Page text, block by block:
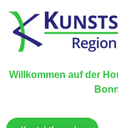
Willkommen auf der